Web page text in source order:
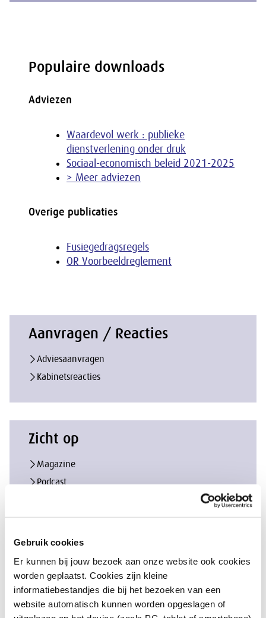
Gebruik cookies
Er kunnen bij jouw bezoek aan onze website ook cookies
worden geplaatst. Cookies zijn kleine
informatiebestandjes die bij het bezoeken van een
website automatisch kunnen worden opgeslagen of
Populaire downloads
Adviezen
Waardevol werk : publieke
dienstverlening onder druk
Sociaal-economisch beleid 2021-2025
> Meer adviezen
Overige publicaties
Fusiegedragsregels
OR Voorbeeldreglement
Aanvragen / Reacties
Adviesaanvragen
Kabinetsreacties
Zicht op
Magazine
Podcast